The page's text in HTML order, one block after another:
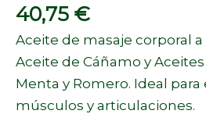
40,75 €
Aceite de masaje corporal a
Aceite de Cáñamo y
Menta y Romero. Ideal
músculos y articulaciones.